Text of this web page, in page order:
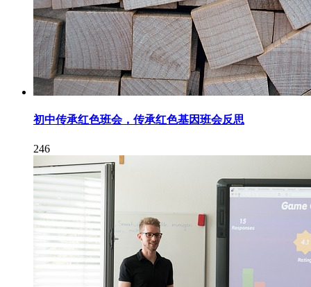
初中传承红色班会，传承红色基因班会反思
246